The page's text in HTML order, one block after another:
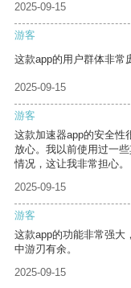
2025-09-15
游客
这款app的用户群体非常
2025-09-15
游客
这款加速器app的安全性
放心。我以前使用过一
情况，这让我非常担心。
2025-09-15
游客
这款app的功能非常强大
中游刃有余。
2025-09-15